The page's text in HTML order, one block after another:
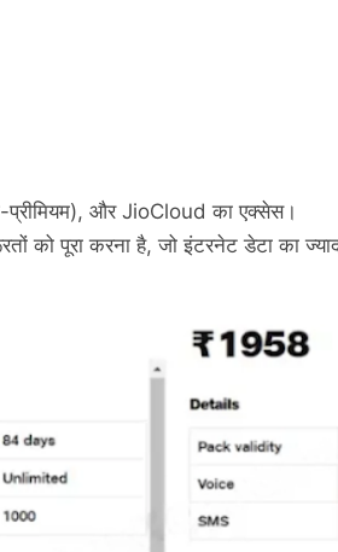
और JioCloud का एक्सेस।
को पूरा करना है, जो इंटरनेट डेटा का